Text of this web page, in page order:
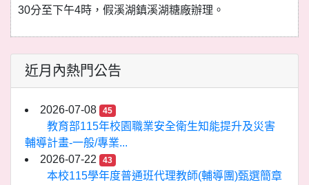
30分至下午4時，假溪湖鎮溪湖糖廠辦理。
近月內熱門公告
2026-07-08 45
教育部115年校園職業安全衛生知能提升及災害
輔導計畫-一般/專業...
2026-07-22
43
本校115學年度普通班代理教師(輔導團)甄選簡章